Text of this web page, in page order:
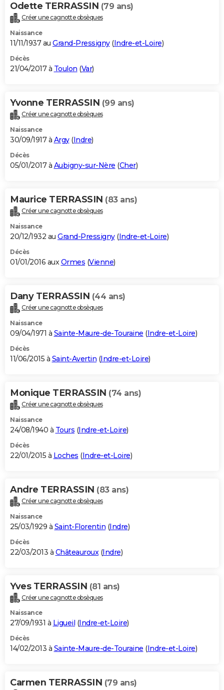
Odette TERRASSIN (79 ans)
Créer une cagnotte obsèques
Naissance
11/11/1937 au Grand-Pressigny(Indre-et-Loire)
Décès
21/04/2017 à Toulon (Var)
Yvonne TERRASSIN (99 ans)
Créer une cagnotte obsèques
Naissance
30/09/1917 à Argy(Indre)
Décès
05/01/2017 à Aubigny-sur-Nère (Cher)
Maurice TERRASSIN (83 ans)
Créer une cagnotte obsèques
Naissance
20/12/1932 au Grand-Pressigny(Indre-et-Loire)
Décès
01/01/2016 auxOrmes (Vienne)
Dany TERRASSIN (44 ans)
Créer une cagnotte obsèques
Naissance
09/04/1971 à Sainte-Maure-de-Touraine (Indre-et-Loire)
Décès
11/06/2015 à Saint-Avertin (Indre-et-Loire)
Monique TERRASSIN (74 ans)
Créer une cagnotte obsèques
Naissance
24/08/1940 à Tours (Indre-et-Loire)
Décès
22/01/2015 à Loches (Indre-et-Loire)
Andre TERRASSIN (83 ans)
Créer une cagnotte obsèques
Naissance
25/03/1929 à Saint-Florentin (Indre)
Décès
22/03/2013 à Châteauroux (Indre)
Yves TERRASSIN (81 ans)
Créer une cagnotte obsèques
Naissance
27/09/1931 à Ligueil (Indre-et-Loire)
Décès
14/02/2013 à Sainte-Maure-de-Touraine (Indre-et-Loire)
Carmen TERRASSIN (79 ans)